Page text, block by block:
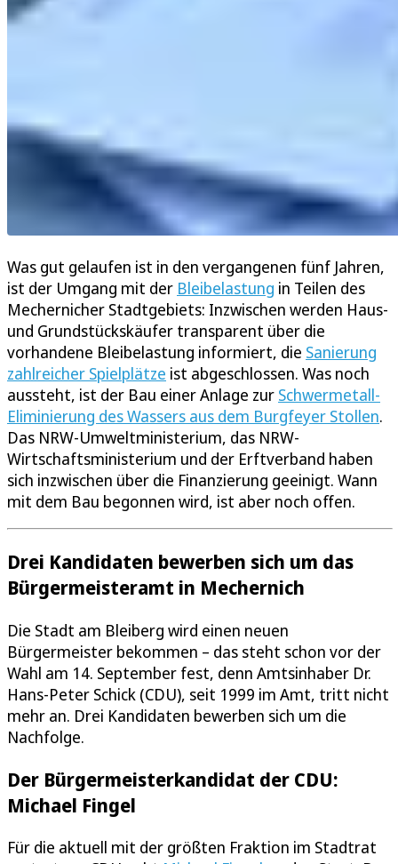
Was gut gelaufen ist in den vergangenen fünf Jahren,
ist der Umgang mit der Bleibelastung in Teilen des
Mechernicher Stadtgebiets: Inzwischen werden Haus-
und Grundstückskäufer transparent über die
vorhandene Bleibelastung informiert, die Sanierung
zahlreicher Spielplätze ist abgeschlossen. Was noch
aussteht, ist der Bau einer Anlage zur Schwermetall-
Eliminierung des Wassers aus dem Burgfeyer Stollen.
Das NRW-Umweltministerium, das NRW-
Wirtschaftsministerium und der Erftverband haben
sich inzwischen über die Finanzierung geeinigt. Wann
mit dem Bau begonnen wird, ist aber noch offen.
Drei Kandidaten bewerben sich um das
Bürgermeisteramt in Mechernich
Die Stadt am Bleiberg wird einen neuen
Bürgermeister bekommen – das steht schon vor der
Wahl am 14. September fest, denn Amtsinhaber Dr.
Hans-Peter Schick (CDU), seit 1999 im Amt, tritt nicht
mehr an. Drei Kandidaten bewerben sich um die
Nachfolge.
Der Bürgermeisterkandidat der CDU:
Michael Fingel
Für die aktuell mit der größten Fraktion im Stadtrat